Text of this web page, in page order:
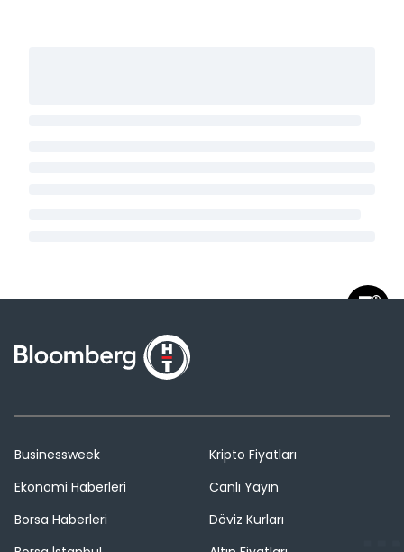
Businessweek
Ekonomi Haberleri
Borsa Haberleri
Kripto Fiyatları
Canlı Yayın
Döviz Kurları